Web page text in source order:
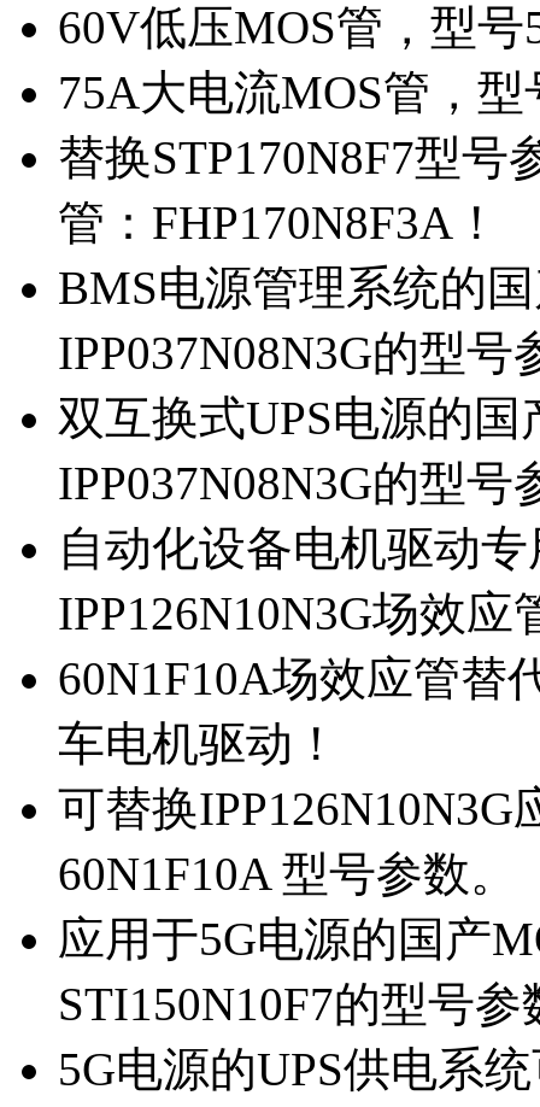
60V低压MOS管，型
75A大电流MOS管，
替换STP170N8F7型
管：FHP170N8F3A！
BMS电源管理系统的
IPP037N08N3G的型号
双互换式UPS电源的
IPP037N08N3G的型号
自动化设备电机驱动
IPP126N10N3G场效应
60N1F10A场效应管替
车电机驱动！
可替换
60N1F10A 型号参数。
应用于5G电源的国产
STI150N10F7的型号参
5G电源的UPS供电系